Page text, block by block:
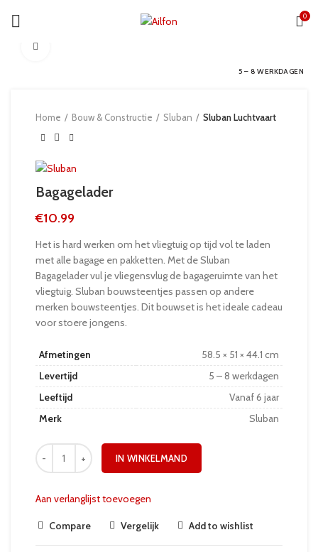
0
5 – 8 WERKDAGEN
Home Bouw & Constructie Sluban Sluban Luchtvaart
Bagagelader
€10.99
Het is hard werken om het vliegtuig op tijd vol te laden
met alle bagage en pakketten. Met de Sluban
Bagagelader vul je vliegensvlug de bagageruimte van het
vliegtuig. Sluban bouwsteentjes passen op andere
merken bouwsteentjes. Dit bouwset is het ideale cadeau
voor stoere jongens.
Afmetingen
58.5 × 51 × 44.1 cm
Levertijd
5 – 8 werkdagen
Leeftijd
Vanaf 6 jaar
Merk
Sluban
IN WINKELMAND
Aan verlanglijst toevoegen
Compare Vergelijk Add to wishlist